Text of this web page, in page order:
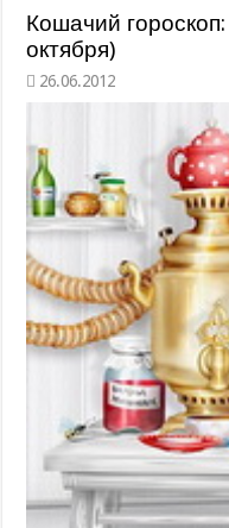
Кошачий
октября)